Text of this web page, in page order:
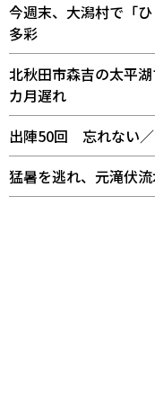
今週末、大潟村で「
多彩
北秋田市森吉の太平
カ月遅れ
出陣50回 忘れない
猛暑を逃れ、元滝伏